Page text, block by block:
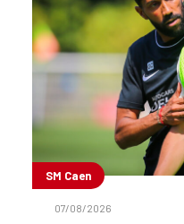
SM Caen
07/08/2026